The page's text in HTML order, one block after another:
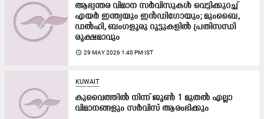
ആഭ്യന്തര വിമാന സർവിസുകൾ വെട്ടിക്കുറച്ച്
എയർ ഇന്ത്യയും ഇൻഡിഗോയും; മുംബൈ,
ഡൽഹി, ബംഗളൂരു റൂട്ടുകളിൽ പ്രതിസന്ധി
രൂക്ഷമാവും
access_time 29 MAY 2026 1:40 PM IST
KUWAIT
കുവൈത്തിൽ നിന്ന് ജൂൺ 1 മുതൽ എല്ലാ
വിമാനങ്ങളും സർവിസ് ആരംഭിക്കും